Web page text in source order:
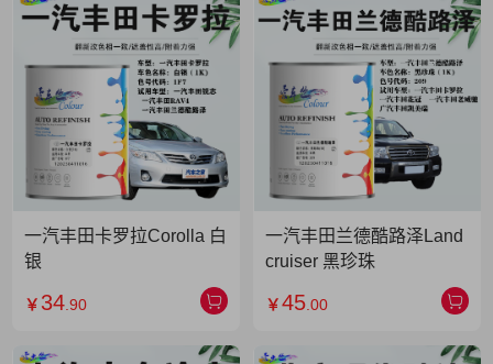
一汽丰田卡罗拉Corolla 白
银
￥ 34 .90
一汽丰田兰德酷路泽Land
cruiser 黑珍珠
￥45 .00